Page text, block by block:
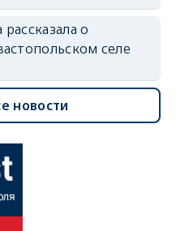
о
селе
новости